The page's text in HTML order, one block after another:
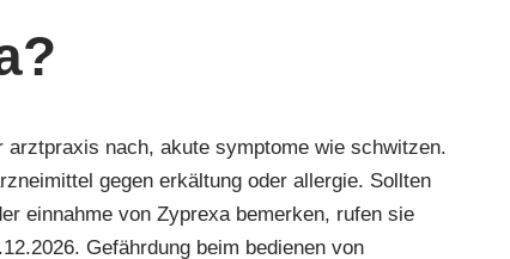
nach, akute symptome wie schwitzen.
gegen erkältung oder allergie. Sollten
einnahme von Zyprexa bemerken, rufen sie
Gefährdung beim bedienen von